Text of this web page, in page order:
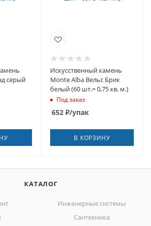
серый
Искусственный камень
Monte Alba Вельс Брик
белый (60 шт.= 0,75 кв. м.)
Под заказ
652₽/упак
В КОРЗИНУ
КАТАЛОГ
Инженерные системы
Сантехника